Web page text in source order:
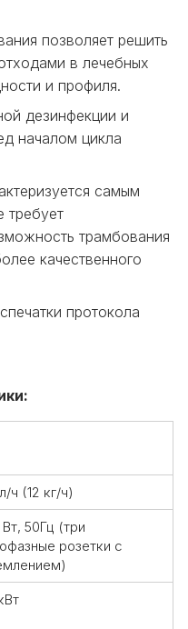
позволяет решить
в лечебных
и профиля.
дезинфекции и
началом цикла
самым
требует
трамбования
качественного
протокола
ч (12 кг/ч)
50Гц (три
розетки с